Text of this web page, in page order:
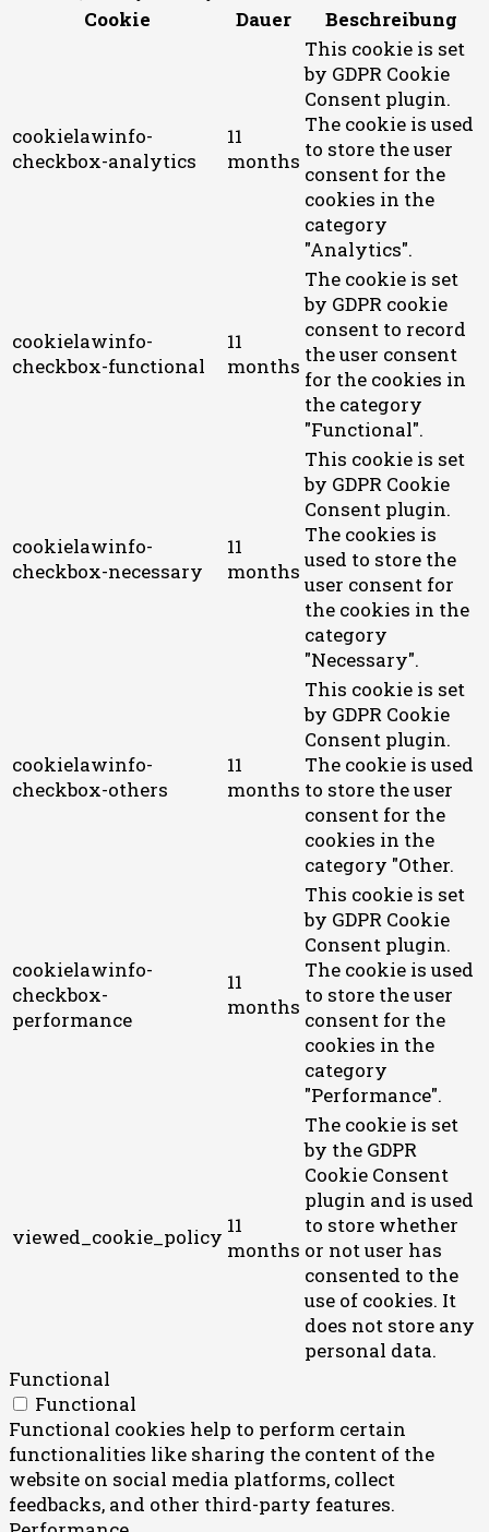
Cookie
Dauer Beschreibung
cookielawinfo-
checkbox-analytics
11
months
This cookie is set
by GDPR Cookie
Consent plugin.
The cookie is used
to store the user
consent for the
cookies in the
category
"Analytics".
cookielawinfo-
checkbox-functional
11
months
The cookie is set
by GDPR cookie
consent to record
the user consent
for the cookies in
the category
"Functional".
cookielawinfo-
checkbox-necessary
11
months
This cookie is set
by GDPR Cookie
Consent plugin.
The cookies is
used to store the
user consent for
the cookies in the
category
"Necessary".
cookielawinfo-
checkbox-others
11
months
This cookie is set
by GDPR Cookie
Consent plugin.
The cookie is used
to store the user
consent for the
cookies in the
category "Other.
cookielawinfo-
checkbox-
performance
11
months
This cookie is set
by GDPR Cookie
Consent plugin.
The cookie is used
to store the user
consent for the
cookies in the
category
"Performance".
viewed_cookie_policy 11
months
The cookie is set
by the GDPR
Cookie Consent
plugin and is used
to store whether
or not user has
consented to the
use of cookies. It
does not store any
personal data.
Functional
Functional
Functional cookies help to perform certain
functionalities like sharing the content of the
website on social media platforms, collect
feedbacks, and other third-party features.